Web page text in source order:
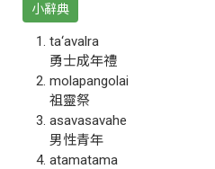
小辭典
ta‘avalra
勇士成年禮
molapangolai
祖靈祭
asavasavahe
男性青年
atamatama